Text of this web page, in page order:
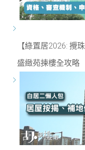
【綠置居2026: 攪
盛緻苑揀樓全攻略